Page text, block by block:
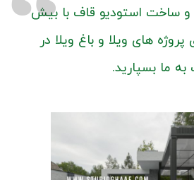
و ساخت استودیو قاف با بیش
های ویلا و باغ ویلا در
ما بسپارید.